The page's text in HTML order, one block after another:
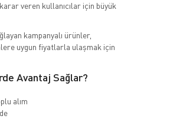
veren kullanıcılar için büyük
kampanyalı ürünler,
uygun fiyatlarla ulaşmak için
Avantaj Sağlar?
alım